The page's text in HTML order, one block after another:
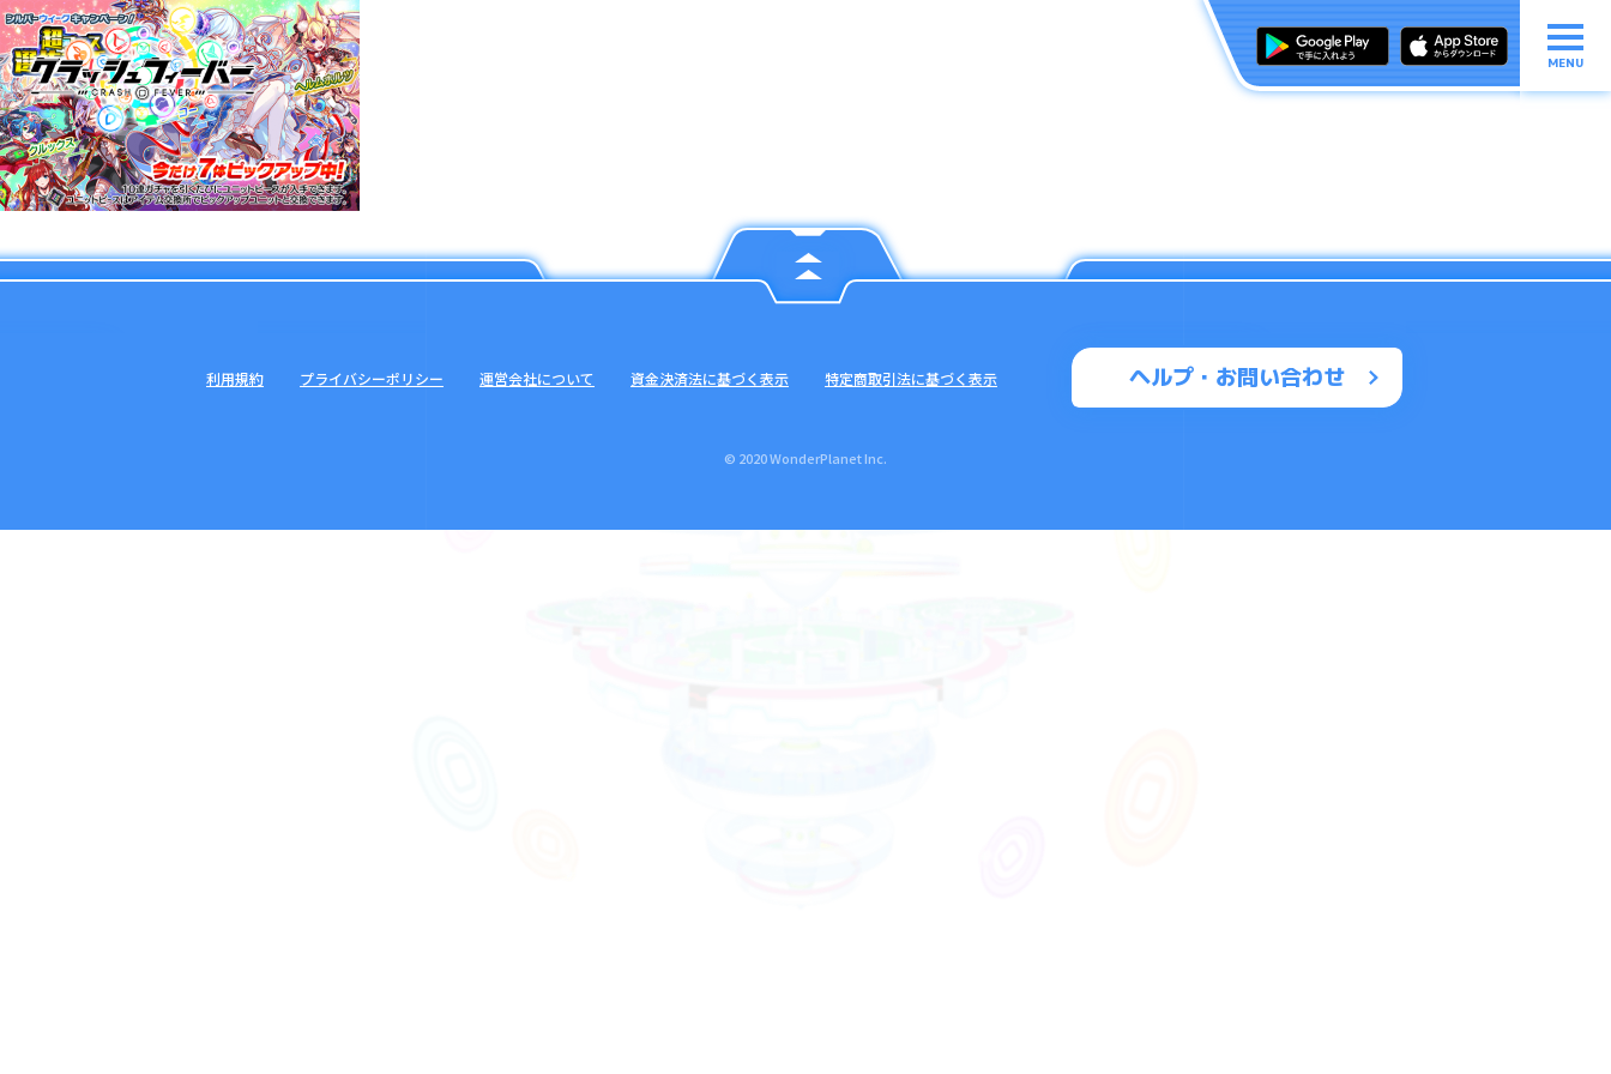
MENU
ヘルプ・お問い合わせ
利用規約 プライバシーポリシー 運営会社について 資金決済法に基づく表示 特定商取引法に基づく表示
© 2020 WonderPlanet Inc.